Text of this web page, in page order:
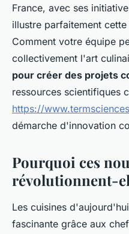
France, avec ses
illustre parfaitement
Comment votre équipe
collectivement l'art
pour créer des projets
ressources scientifiques
https://
démarche d'innovation
Pourquoi ces
révolutionnent-
Les cuisines
fascinante grâce aux